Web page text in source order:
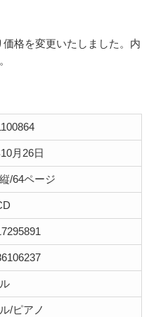
格を変更いたしました。内
月26日
/64ページ
/ピアノ